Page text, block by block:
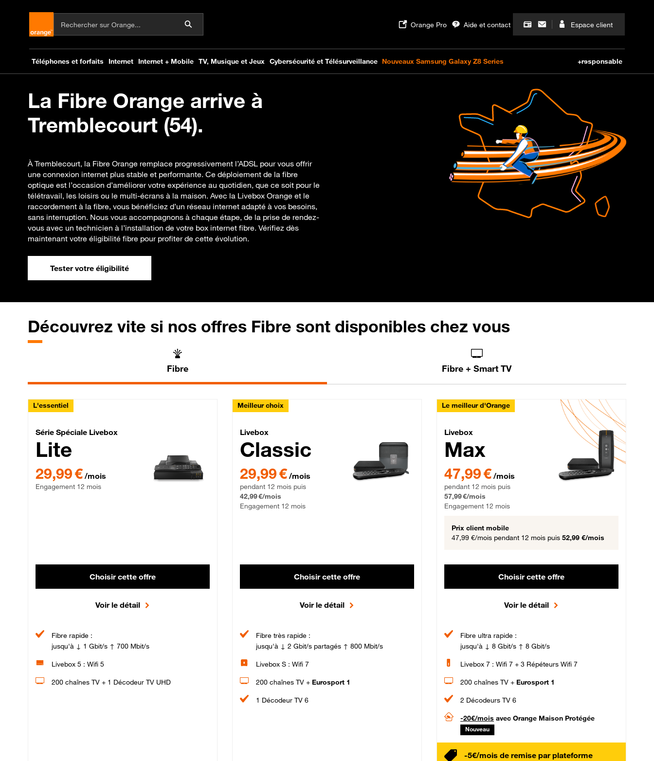
La Fibre Orange arrive à
Tremblecourt (54).
À Tremblecourt, la Fibre Orange remplace progressivement l’ADSL pour vous offrir
une connexion internet plus stable et performante. Ce déploiement de la fibre
optique est l’occasion d’améliorer votre expérience au quotidien, que ce soit pour le
télétravail, les loisirs ou le multi-écrans à la maison. Avec la Livebox Orange et le
raccordement à la fibre, vous bénéficiez d’un réseau internet adapté à vos besoins,
sans interruption. Nous vous accompagnons à chaque étape, de la prise de rendez-
vous avec un technicien à l’installation de votre box internet fibre. Vérifiez dès
maintenant votre éligibilité fibre pour profiter de cette évolution.
Tester votre éligibilité
Découvrez vite si nos offres Fibre sont disponibles chez vous
Fibre Fibre + Smart TV
L'essentiel
Série Spéciale Livebox Lite Fibre
Série Spéciale Livebox
Lite
29,99 € par mois , Engagement 12 mois
29,99 € /mois
Engagement 12 mois
Choisir cette offre
Voir le détail
Fibre rapide :
jusqu'à ↓ 1 Gbit/s ↑ 700 Mbit/s
Livebox 5 : Wifi 5
200 chaînes TV + 1 Décodeur TV UHD
Meilleur choix
Livebox Classic Fibre
Livebox
Classic
29,99 € par mois pendant 12 mois puis 42,99 € par mois, Engagement 12 mois
29,99 € /mois
pendant 12 mois puis
42,99 €/mois
Engagement 12 mois
Choisir cette offre
Voir le détail
Fibre très rapide :
jusqu'à ↓ 2 Gbit/s partagés ↑ 800 Mbit/s
Livebox S : Wifi 7
200 chaînes TV + Eurosport 1
1 Décodeur TV 6
Le meilleur d'Orange
Livebox Max Fibre
Livebox
Max
47,99 € par mois pendant 12 mois puis 57,99 € par mois,
47,99 € /mois
pendant 12 mois puis
57,99 €/mois
Engagement 12 mois
Prix client mobile
47,99 €/mois pendant 12 mois puis 52,99 €/mois
Choisir cette offre
Voir le détail
Fibre ultra rapide :
jusqu'à ↓ 8 Gbit/s ↑ 8 Gbit/s
Livebox 7 : Wifi 7 + 3 Répéteurs Wifi 7
200 chaînes TV + Eurosport 1
2 Décodeurs TV 6
-20€/mois avec Orange Maison Protégée
Nouveau
-5€/mois de remise par plateforme